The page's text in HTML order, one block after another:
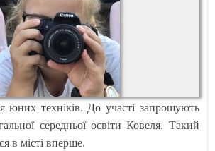
юних техніків. До участі запрошують
середньої освіти Ковеля. Такий
в місті вперше.